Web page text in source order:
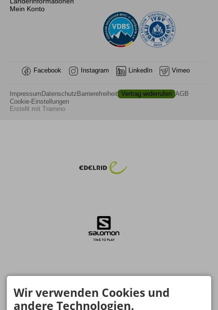
Mein Konto
Impressum Datenschutz Barrierefreiheit Vertrag widerrufen AGB
Cookie-Einstellungen
Facebook Instagram LinkedIn Vimeo
Erstellt mit Tramino
Wir verwenden Cookies und
andere Technologien.